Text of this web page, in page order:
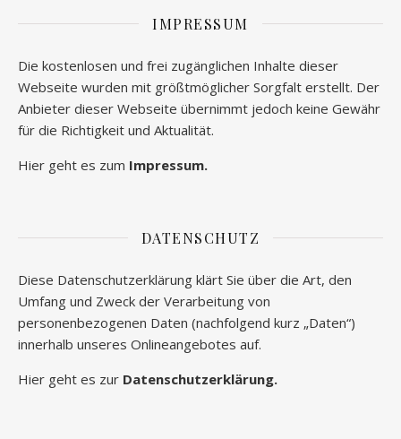
IMPRESSUM
Die kostenlosen und frei zugänglichen Inhalte dieser
Webseite wurden mit größtmöglicher Sorgfalt erstellt. Der
Anbieter dieser Webseite übernimmt jedoch keine Gewähr
für die Richtigkeit und Aktualität.
Hier geht es zum Impressum.
DATENSCHUTZ
Diese Datenschutzerklärung klärt Sie über die Art, den
Umfang und Zweck der Verarbeitung von
personenbezogenen Daten (nachfolgend kurz „Daten“)
innerhalb unseres Onlineangebotes auf.
Hier geht es zur Datenschutzerklärung.